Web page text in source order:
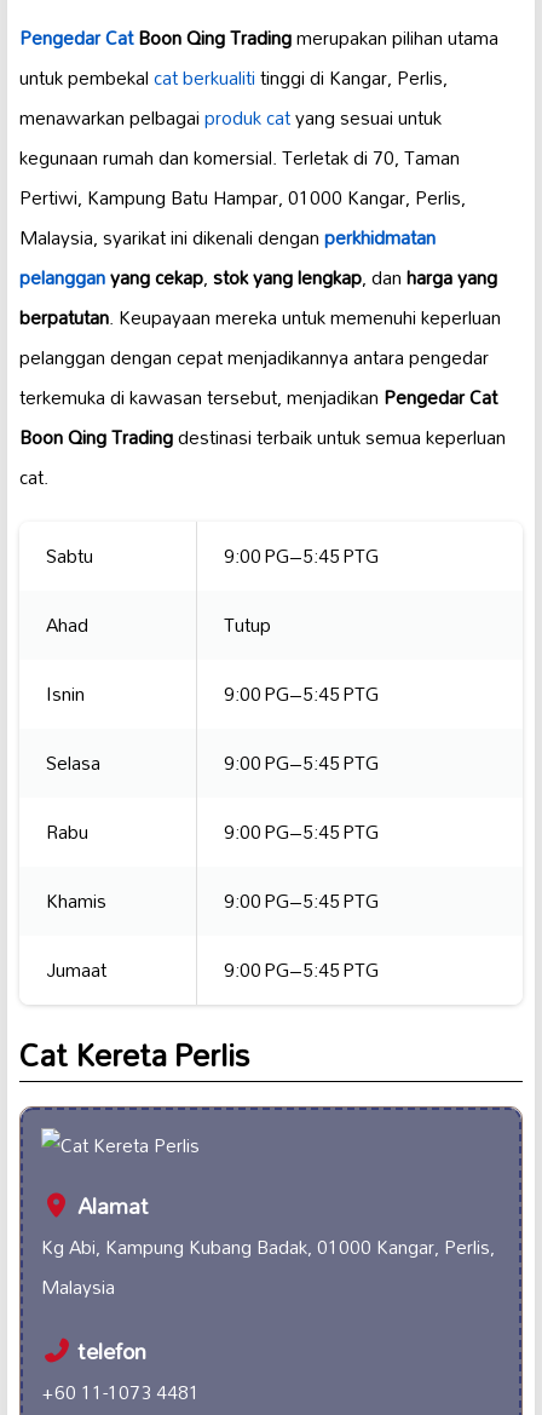
Pengedar CatBoon Qing Tradingmerupakan pilihan utama
untuk pembekalcat berkualititinggi di Kangar, Perlis,
menawarkan pelbagaiproduk catyang sesuai untuk
kegunaan rumah dan komersial. Terletak di 70, Taman
Pertiwi, Kampung Batu Hampar, 01000 Kangar, Perlis,
Malaysia, syarikat ini dikenali denganperkhidmatan
pelangganyang cekap,stok yang lengkap, danharga yang
berpatutan. Keupayaan mereka untuk memenuhi keperluan
pelanggan dengan cepat menjadikannya antara pengedar
terkemuka di kawasan tersebut, menjadikanPengedar Cat
Boon Qing Tradingdestinasi terbaik untuk semua keperluan
cat.
Sabtu
9:00 PG–5:45 PTG
Ahad
Tutup
Isnin
9:00 PG–5:45 PTG
Selasa
9:00 PG–5:45 PTG
Rabu
9:00 PG–5:45 PTG
Khamis
9:00 PG–5:45 PTG
Jumaat
9:00 PG–5:45 PTG
Cat Kereta Perlis
Alamat
Kg Abi, Kampung Kubang Badak, 01000 Kangar, Perlis,
Malaysia
telefon
+60 11-1073 4481